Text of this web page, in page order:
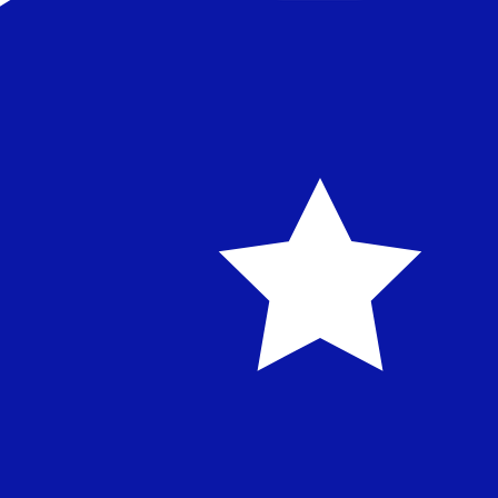
.Com raízes nas Ilhas Maurício desde o início do século
de pagamento, empréstimos, comércio, gestão de
Nosso ranking de moedas mostra que a taxa de câmbio
Nosso ranking de moedas mostra que a taxa de